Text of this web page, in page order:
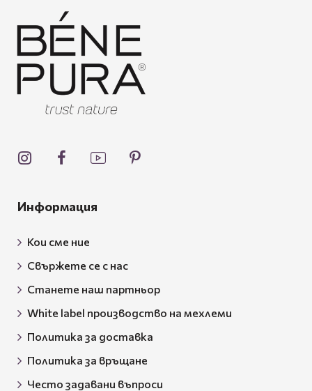
Информация
Кои сме ние
Свържете се с нас
Станете наш партньор
White label производство на мехлеми
Политика за доставка
Политика за връщане
Често задавани въпроси